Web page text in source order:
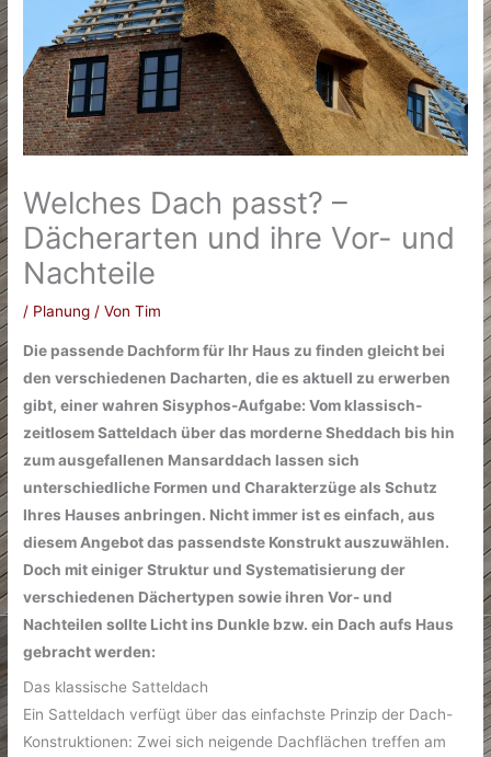
Welches Dach passt? –
Dächerarten und ihre Vor- und
Nachteile
/ Planung / VonTim
Die passende Dachform für Ihr Haus zu finden gleicht bei
den verschiedenen Dacharten, die es aktuell zu erwerben
gibt, einer wahren Sisyphos-Aufgabe: Vom klassisch-
zeitlosem Satteldach über das morderne Sheddach bis hin
zum ausgefallenen Mansarddach lassen sich
unterschiedliche Formen und Charakterzüge als Schutz
Ihres Hauses anbringen. Nicht immer ist es einfach, aus
diesem Angebot das passendste Konstrukt auszuwählen.
Doch mit einiger Struktur und Systematisierung der
verschiedenen Dächertypen sowie ihren Vor- und
Nachteilen sollte Licht ins Dunkle bzw. ein Dach aufs Haus
gebracht werden:
Das klassische Satteldach
Ein Satteldach verfügt über das einfachste Prinzip der Dach-
Konstruktionen: Zwei sich neigende Dachflächen treffen am